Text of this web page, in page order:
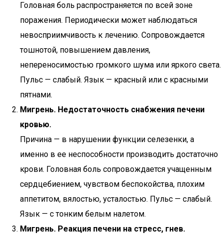
Головная боль распространяется по всей зоне
поражения. Периодически может наблюдаться
невосприимчивость к лечению. Сопровождается
тошнотой, повышением давления,
непереносимостью громкого шума или яркого света.
Пульс — слабый. Язык — красный или с красными
пятнами.
Мигрень. Недостаточность снабжения печени
кровью.
Причина — в нарушении функции селезенки, а
именно в ее неспособности производить достаточно
крови. Головная боль сопровождается учащенным
сердцебиением, чувством беспокойства, плохим
аппетитом, вялостью, усталостью. Пульс — слабый.
Язык — с тонким белым налетом.
Мигрень. Реакция печени на стресс, гнев.